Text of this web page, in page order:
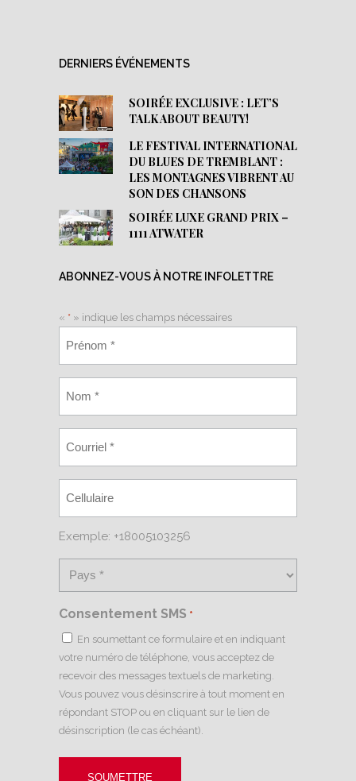
DERNIERS ÉVÉNEMENTS
SOIRÉE EXCLUSIVE : LET’S
TALK ABOUT BEAUTY!
LE FESTIVAL INTERNATIONAL
DU BLUES DE TREMBLANT :
LES MONTAGNES VIBRENT AU
SON DES CHANSONS
SOIRÉE LUXE GRAND PRIX –
1111 ATWATER
ABONNEZ-VOUS À NOTRE INFOLETTRE
« * » indique les champs nécessaires
Exemple: +18005103256
Consentement SMS *
En soumettant ce formulaire et en indiquant
votre numéro de téléphone, vous acceptez de
recevoir des messages textuels de marketing.
Vous pouvez vous désinscrire à tout moment en
répondant STOP ou en cliquant sur le lien de
désinscription (le cas échéant).